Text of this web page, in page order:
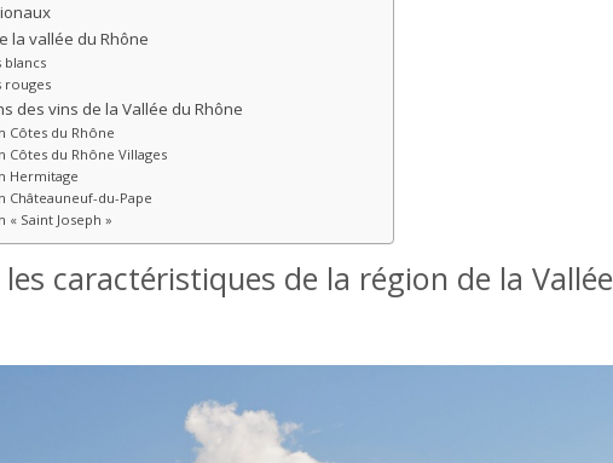
la vallée du Rhône
blancs
rouges
des vins de la Vallée du Rhône
Côtes du Rhône
Côtes du Rhône Villages
Hermitage
Châteauneuf-du-Pape
« Saint Joseph »
caractéristiques de la région de la Vallée